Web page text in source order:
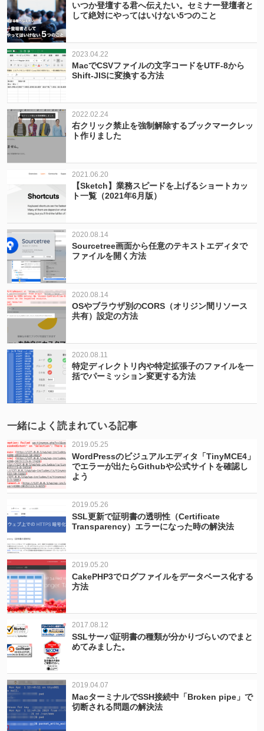
いつか登壇する君へ伝えたい。セミナー登壇者と
して絶対にやってはいけない5つのこと
2023.04.22
MacでCSVファイルの文字コードをUTF-8から
Shift-JISに変換する方法
2022.02.24
右クリック禁止を強制解除するブックマークレッ
ト作りました
2021.06.20
【Sketch】業務スピードを上げるショートカッ
ト一覧（2021年6月版）
2020.08.14
Sourcetree画面から任意のテキストエディタで
ファイルを開く方法
2020.08.14
OSやブラウザ別のCORS（オリジン間リソース
共有）設定の方法
2020.08.11
特定ディレクトリ内や特定拡張子のファイルを一
括でパーミッション変更する方法
一緒によく読まれている記事
2019.05.25
WordPressのビジュアルエディタ「TinyMCE4」
でエラーが出たらGithubや公式サイトを確認し
よう
2019.05.26
SSL更新で証明書の透明性（Certificate
Transparency）エラーになった時の解決法
2019.05.20
CakePHP3でログファイルをデータベース化する
方法
2017.08.12
SSLサーバ証明書の種類が分かりづらいのでまと
めてみました。
2019.04.07
MacターミナルでSSH接続中「Broken pipe」で
切断される問題の解決法